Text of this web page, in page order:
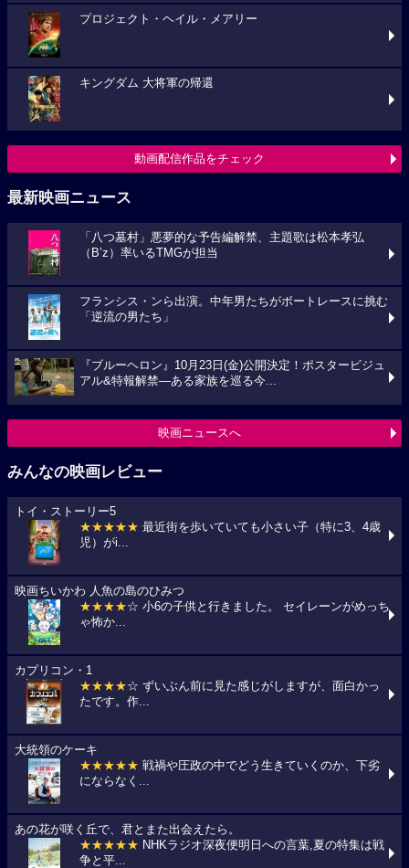
プロジェクト・ヘイル・メアリー
キングダム 大将軍の帰還
動画配信作品をチェック
最新映画ニュース
「八つ墓村」悪夢的な予告編解禁、主題歌は松本孝弘
（B’z）率いるTMGが担当
フランシス・ンら出演。中年男たちがボートレースに挑む
「逆流の男たち」
『ブルーヘロン』10月23日(金)公開決定！ポスタービジュ
アル&特報解禁―ある家族を巡る今...
映画ニュースへ
みんなの映画レビュー
トイ・ストーリー5
★★★★★ 最近街を歩いていても小さい子（特に3、4歳
児）がi...
映画ちいかわ 人魚の島のひみつ
★★★★☆ 小6の子供と行きました。 セイレーンがめっち
ゃ怖か...
カプリコン・1
★★★★☆ ずいぶん前に見た感じがしますが、面白かっ
たです。作...
大統領のケーキ
★★★★★ 戦禍や圧政の中でどう生きていくのか、下劣
にならなく...
あの花が咲く丘で、君とまた出会えたら。
★★★★★ NHKラジオ深夜便明日への言葉,夏の特集は戦
争と平...